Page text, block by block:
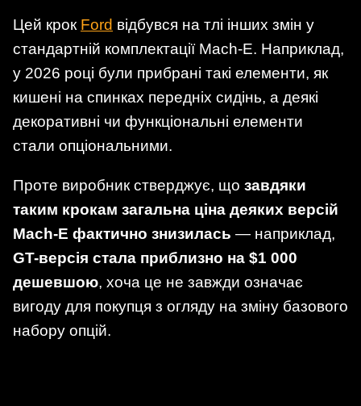
Цей крок Ford відбувся на тлі інших змін у
стандартній комплектації Mach-E. Наприклад,
у 2026 році були прибрані такі елементи, як
кишені на спинках передніх сидінь, а деякі
декоративні чи функціональні елементи
стали опціональними.
Проте виробник стверджує, що завдяки
таким крокам загальна ціна деяких версій
Mach-E фактично знизилась — наприклад,
GT-версія стала приблизно на $1 000
дешевшою, хоча це не завжди означає
вигоду для покупця з огляду на зміну базового
набору опцій.